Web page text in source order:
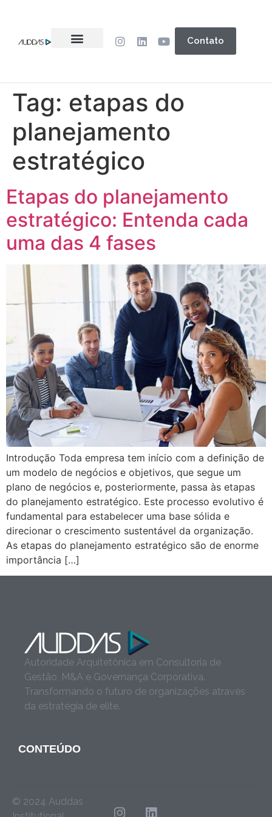
Contato
Tag: etapas do
planejamento
estratégico
Etapas do planejamento
estratégico: Entenda cada
uma das 4 fases
Introdução Toda empresa tem início com a definição de
um modelo de negócios e objetivos, que segue um
plano de negócios e, posteriormente, passa às etapas
do planejamento estratégico. Este processo evolutivo é
fundamental para estabelecer uma base sólida e
direcionar o crescimento sustentável da organização.
As etapas do planejamento estratégico são de enorme
importância […]
Autoridade Arquitetônica em Consultoria de
Gestão, M&A e Governança Corporativa.
Transformando o futuro de organizações através
da estratégia de elite.
CONTEÚDO
© 2024 Auddas